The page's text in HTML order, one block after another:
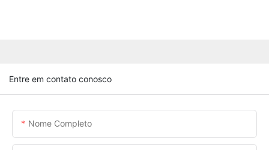
Entre em contato conosco
Nome Completo